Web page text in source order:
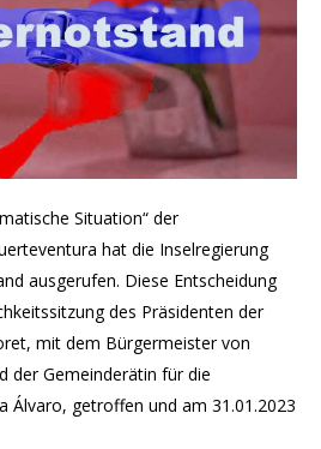
Situation“ der
hat die Inselregierung
ausgerufen. Diese Entscheidung
des Präsidenten der
mit dem Bürgermeister von
der Gemeinderätin für die
Álvaro, getroffen und am 31.01.2023